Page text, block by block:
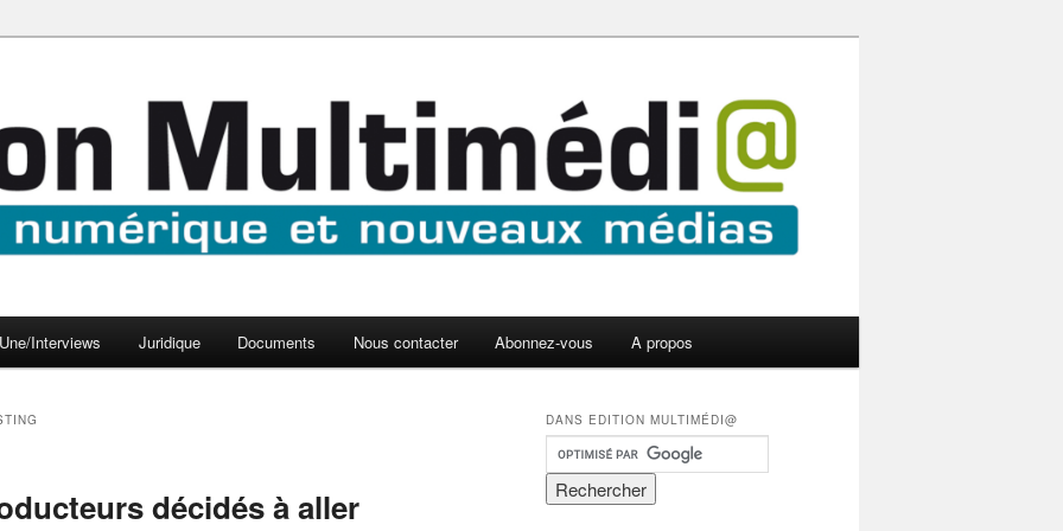
Une/Interviews Juridique Documents Nous contacter Abonnez-vous A propos
décidés à aller
DANS EDITION MULTIMÉDI@